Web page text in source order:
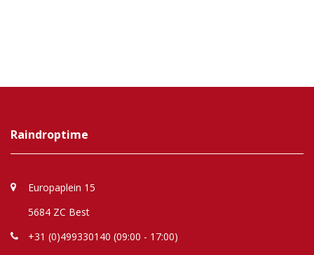
Raindroptime
Europaplein 15
5684 ZC Best
+31 (0)499330140 (09:00 - 17:00)